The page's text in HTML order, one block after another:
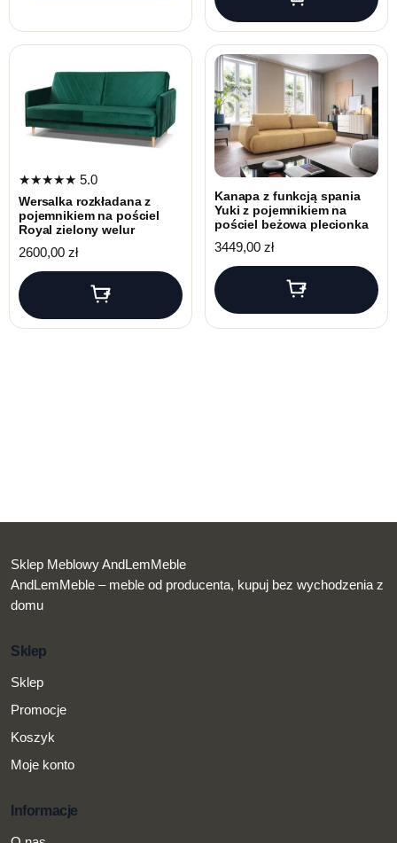
★★★★★ 5.0
Wersalka rozkładana z
pojemnikiem na pościel
Royal zielony welur
2600,00 zł
Kanapa z funkcją spania
Yuki z pojemnikiem na
pościel beżowa plecionka
3449,00 zł
Sklep Meblowy AndLemMeble
AndLemMeble – meble od producenta, kupuj bez wychodzenia z
domu
Sklep
Sklep
Promocje
Koszyk
Moje konto
Informacje